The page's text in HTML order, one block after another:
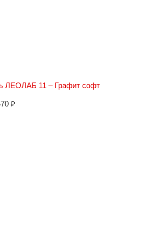
ЛЕОЛАБ 11 – Графит софт
₽